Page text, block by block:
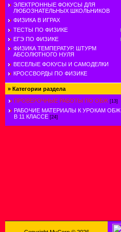
ЭЛЕКТРОННЫЕ ФОКУСЫ ДЛЯ
ЛЮБОЗНАТЕЛЬНЫХ ШКОЛЬНИКОВ
ФИЗИКА В ИГРАХ
ТЕСТЫ ПО ФИЗИКЕ
ЕГЭ ПО ФИЗИКЕ
ФИЗИКА ТЕМПЕРАТУР. ШТУРМ
АБСОЛЮТНОГО НУЛЯ
ВЕСЕЛЫЕ ФОКУСЫ И САМОДЕЛКИ
КРОССВОРДЫ ПО ФИЗИКЕ
» Категории раздела
ПРОВЕРОЧНЫЕ РАБОТЫ ПО ОБЖ [13]
РАБОЧИЕ МАТЕРИАЛЫ К УРОКАМ ОБЖ
В 11 КЛАССЕ [24]